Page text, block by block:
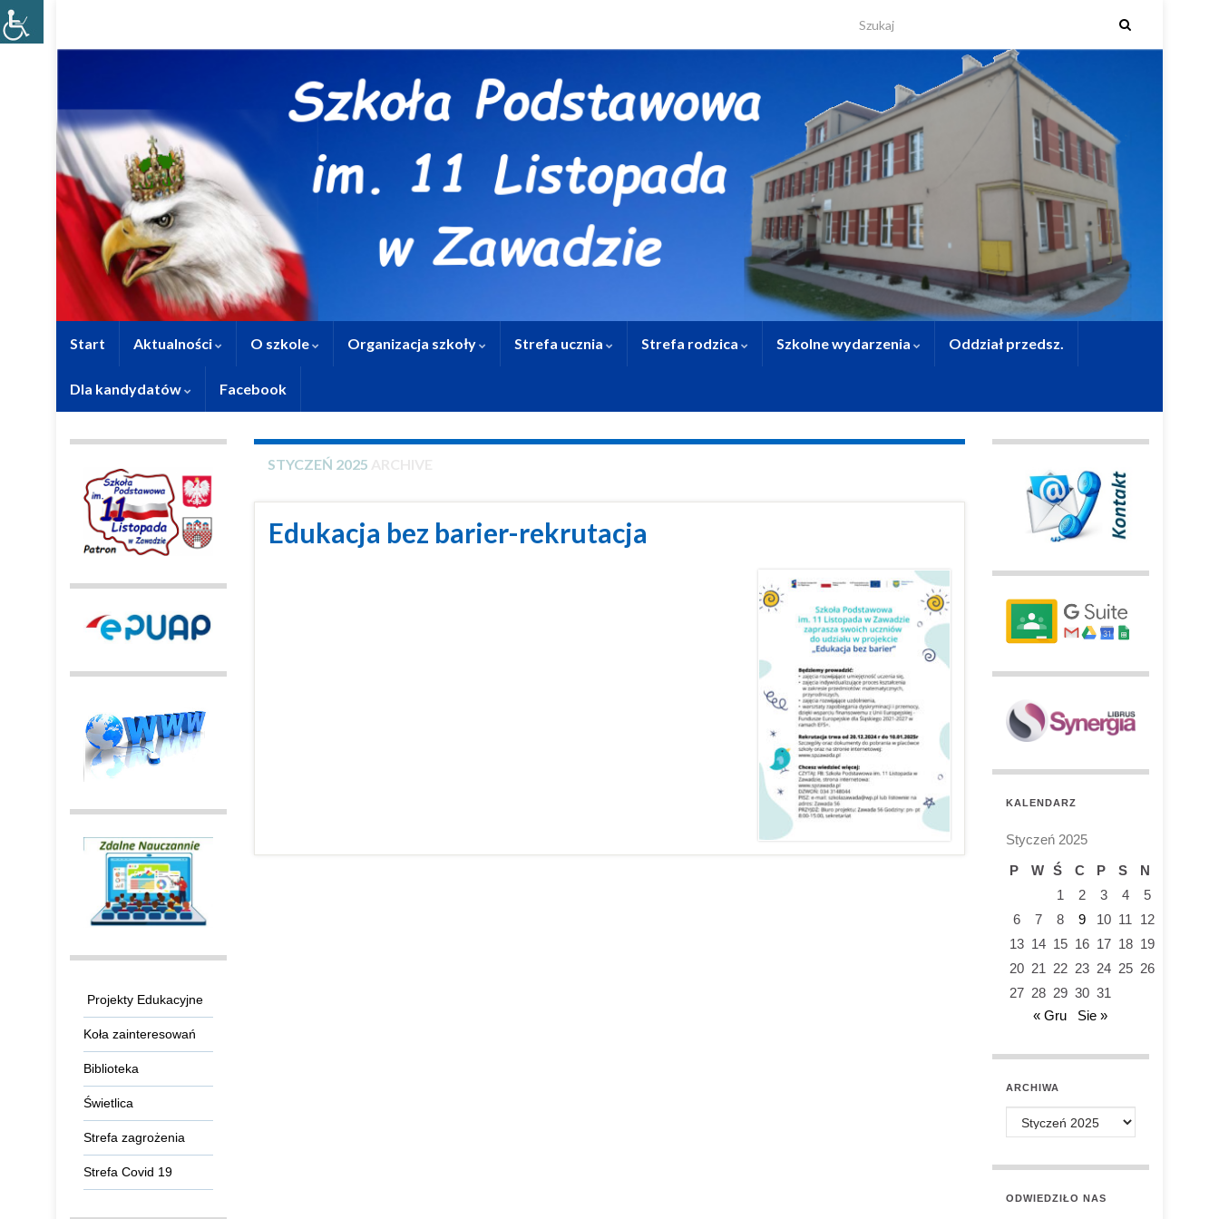
Start Aktualności O szkole Organizacja szkoły Strefa ucznia Strefa rodzica Szkolne wydarzenia Oddział przedsz.
Dla kandydatów Facebook
STYCZEŃ 2025
Edukacja bez barier-rekrutacja
Projekty Edukacyjne
Koła zainteresowań
Biblioteka
Świetlica
Strefa zagrożenia
Strefa Covid 19
KALENDARZ
Styczeń 2025
P
W Ś C P S
N
1
2 3 4
5
6
7 8 9 10 11
12
13 14 15 16 17 18 19
20 21 22 23 24 25 26
27 28 29 30 31
« Gru
Sie »
ARCHIWA
Archiwa
ODWIEDZIŁO NAS